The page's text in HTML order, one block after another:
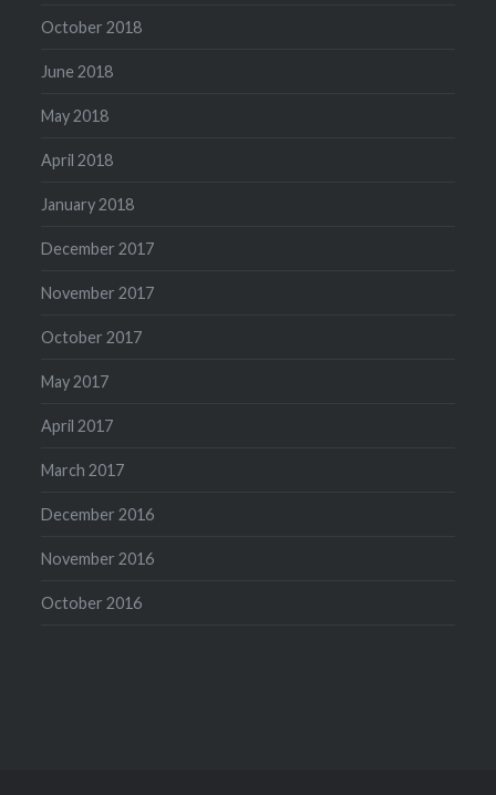
October 2018
June 2018
May 2018
April 2018
January 2018
December 2017
November 2017
October 2017
May 2017
April 2017
March 2017
December 2016
November 2016
October 2016